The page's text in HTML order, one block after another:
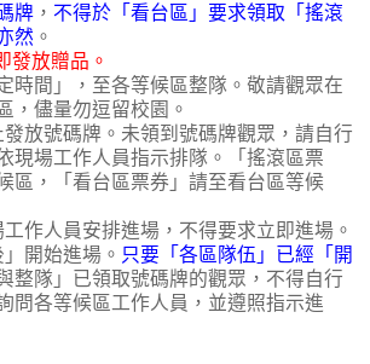
牌 ， 不得於「看台區」要求領取「搖滾
然 。
發放贈品。
時間」，至各等候區整隊。敬請觀眾在
，儘量勿逗留校園。
發放號碼牌。未領到號碼牌觀眾，請自行
現場工作人員指示排隊。「搖滾區票
區，「看台區票券」請至看台區等候
工作人員安排進場，不得要求立即進場。
開始進場。 只要「各區隊伍」已經「開
整隊」已領取號碼牌的觀眾，不得自行
問各等候區工作人員，並遵照指示進